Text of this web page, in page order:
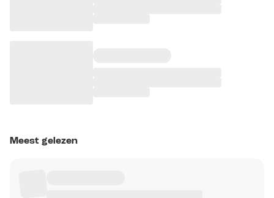
Meest gelezen